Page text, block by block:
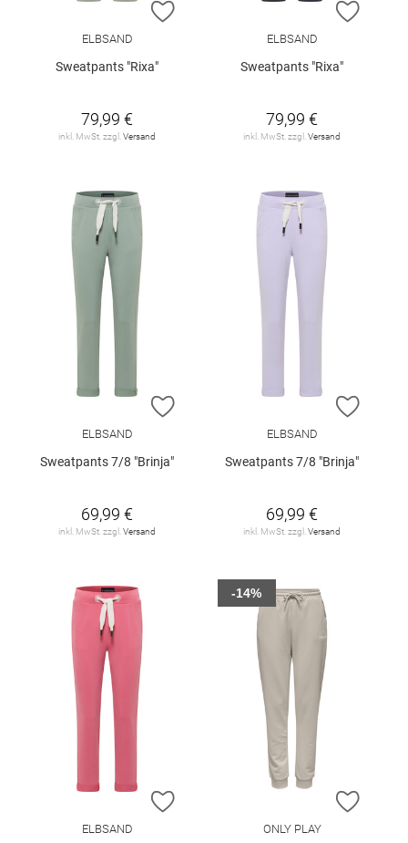
ZUR WUNSCHLISTE HINZUFÜGEN
ELBSAND
Sweatpants "Rixa"
79,99 €
inkl. MwSt. zzgl. Versand
ZUR
ELBSAND
Sweatpants "Rixa"
79,99 €
inkl. MwSt. zzgl. Versand
ZUR WUNSCHLISTE HINZUFÜGEN
ELBSAND
Sweatpants 7/8 "Brinja"
69,99 €
inkl. MwSt. zzgl. Versand
ZUR
ELBSAND
Sweatpants 7/8 "Brinja"
69,99 €
inkl. MwSt. zzgl. Versand
ZUR WUNSCHLISTE HINZUFÜGEN
ELBSAND
ZUR
ONLY PLAY
-14%